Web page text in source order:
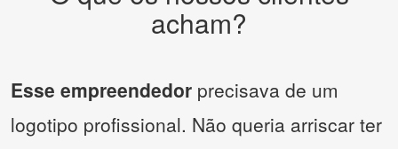
acham?
Esse empreendedor precisava de um
logotipo profissional. Não queria arriscar ter